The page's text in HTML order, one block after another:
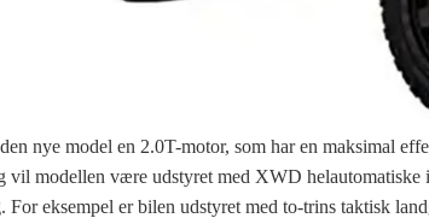
nye model en 2.0T-motor, som har en maksimal
vil modellen være udstyret med XWD
eksempel er bilen udstyret med to-trins taktisk